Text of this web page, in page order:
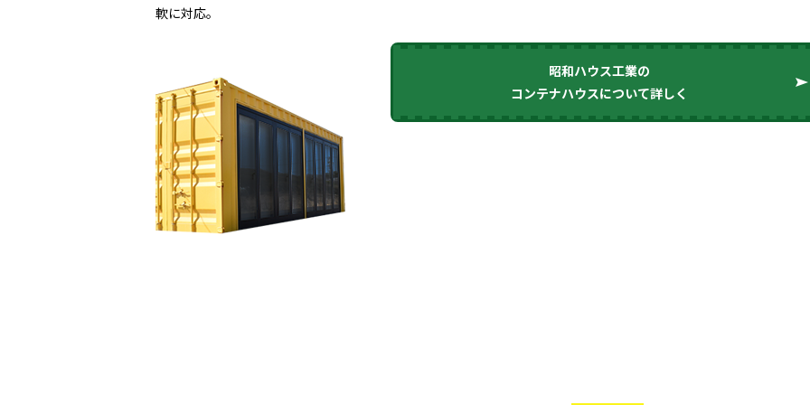
軟に対応。
昭和ハウス工業の
コンテナハウスについて詳しく